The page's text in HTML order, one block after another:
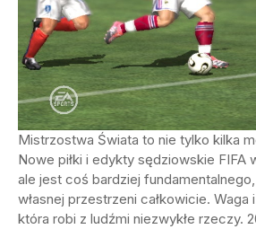
Mistrzostwa Świata to nie tylko kilka
Nowe piłki i edykty sędziowskie FIFA
ale jest coś bardziej
własnej przestrzeni całkowicie. Waga
która robi z ludźmi niezwykłe rzeczy.